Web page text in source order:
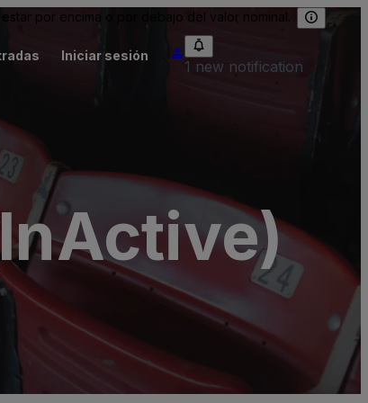
por encima o por debajo del valor nominal.
Iniciar sesión
1 new notification